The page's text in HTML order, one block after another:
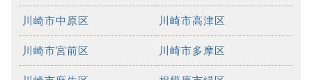
川崎市中原区 川崎市高津区
川崎市宮前区 川崎市多摩区